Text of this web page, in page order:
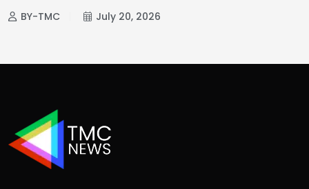
BY-TMC July 20, 2026